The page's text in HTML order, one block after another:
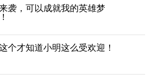
袭，可以成就我的英雄梦
个才知道小明这么受欢迎！